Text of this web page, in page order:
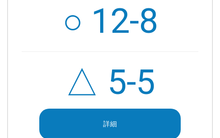
○ 12-8
△ 5-5
詳細